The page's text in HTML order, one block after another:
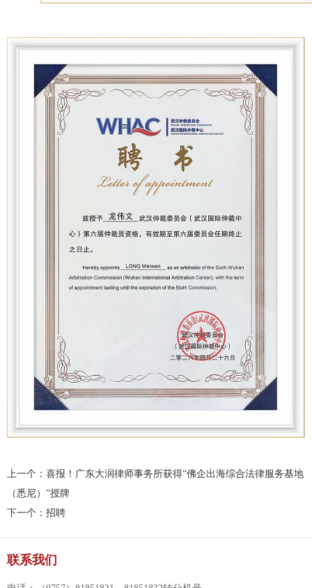
上一个： 喜报！广东大润律师事务所获得“佛企出海综合法律服务基地
（悉尼）”授牌
下一个： 招聘
联系我们